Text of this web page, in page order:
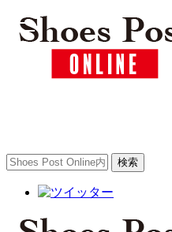
toggle
navigation